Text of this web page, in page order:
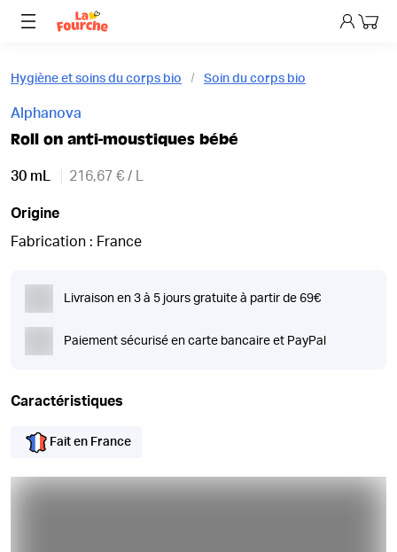
Mon
Hygiène et soins du corps bio Soin du corps bio
Alphanova
Roll on anti-moustiques bébé
30 mL 216,67 € / L
Origine
Fabrication : France
Livraison en 3 à 5 jours gratuite à partir de 69€
Paiement sécurisé en carte bancaire et PayPal
Caractéristiques
Fait en France